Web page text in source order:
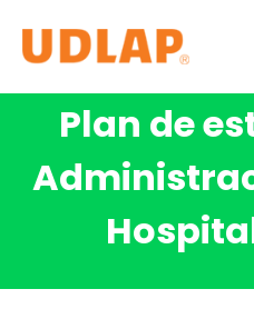
Licenciaturas
Admisiones
Plan de